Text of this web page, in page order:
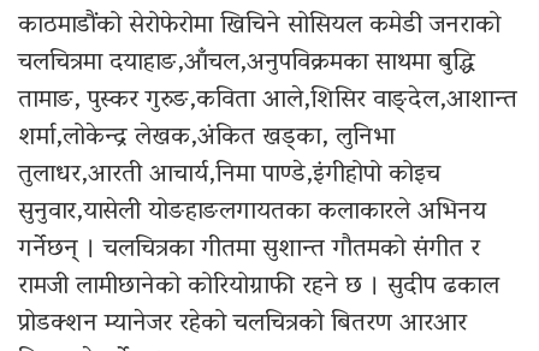
काठमाडौंको सेरोफेरोमा खिचिने सोसियल कमेडी जनराको
चलचित्रमा दयाहाङ,आँचल,अनुपविक्रमका साथमा बुद्धि
तामाङ, पुस्कर गुरुङ,कविता आले,शिसिर वाङ्देल,आशान्त
शर्मा,लोकेन्द्र लेखक,अंकित खड्का, लुनिभा
तुलाधर,आरती आचार्य,निमा पाण्डे,इंगीहोपो कोइच
सुनुवार,यासेली योङहाङलगायतका कलाकारले अभिनय
गर्नेछन् । चलचित्रका गीतमा सुशान्त गौतमको संगीत र
रामजी लामीछानेको कोरियोग्राफी रहने छ । सुदीप ढकाल
प्रोडक्शन म्यानेजर रहेको चलचित्रको बितरण आरआर